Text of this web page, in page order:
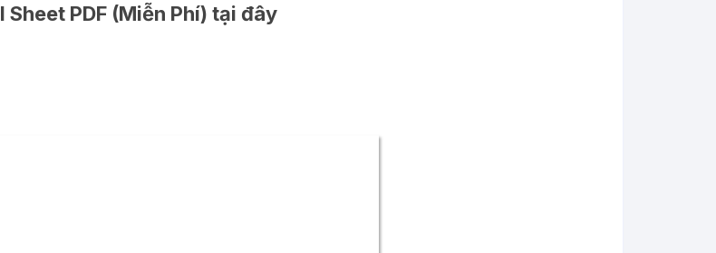
Sheet PDF (Miễn Phí) tại đây